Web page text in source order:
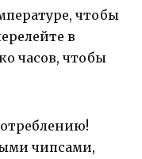
чтобы
в
часов, чтобы
чипсами,